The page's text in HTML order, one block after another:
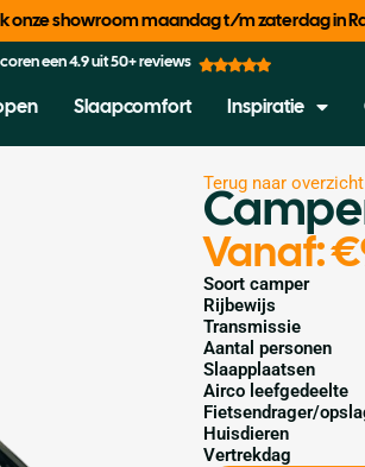
onze showroom maandag t/m zaterdag in
een 4.9 uit 50+ reviews
Slaapcomfort Inspiratie
Terug naar overzicht
Vanaf:
Soort camper
Rijbewijs
Transmissie
Aantal personen
Slaapplaatsen
Airco leefgedeelte
Fietsendrager/
Huisdieren
Vertrekdag